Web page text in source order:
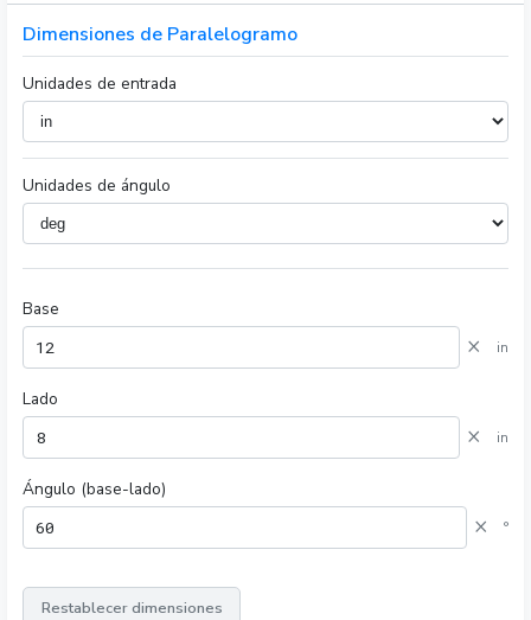
Dimensiones de Paralelogramo
Unidades de entrada
Unidades de ángulo
Base
× in
Lado
× in
Ángulo (base-lado)
× °
Restablecer dimensiones